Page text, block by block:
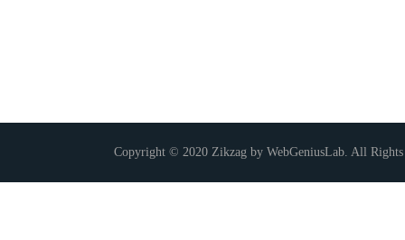
Copyright © 2020 Zikzag by WebGeniusLab. All Rights